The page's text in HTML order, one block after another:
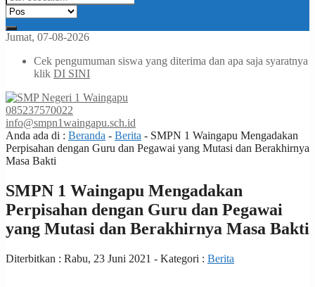
Jumat, 07-08-2026
Cek pengumuman siswa yang diterima dan apa saja syaratnya
klik DI SINI
085237570022
info@smpn1waingapu.sch.id
Anda ada di : Beranda - Berita - SMPN 1 Waingapu Mengadakan
Perpisahan dengan Guru dan Pegawai yang Mutasi dan Berakhirnya
Masa Bakti
SMPN 1 Waingapu Mengadakan
Perpisahan dengan Guru dan Pegawai
yang Mutasi dan Berakhirnya Masa Bakti
Diterbitkan : Rabu, 23 Juni 2021 - Kategori : Berita